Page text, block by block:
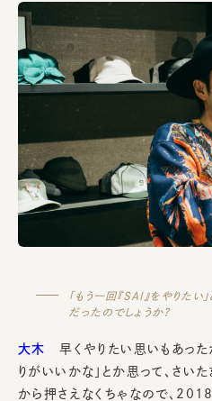
「もう一回『SAI』をやりたい
だったのでしょうか？
大木
早くやりたい思いもあった
りがいいかな」とか思って、さい
から押さえなくちゃなので、